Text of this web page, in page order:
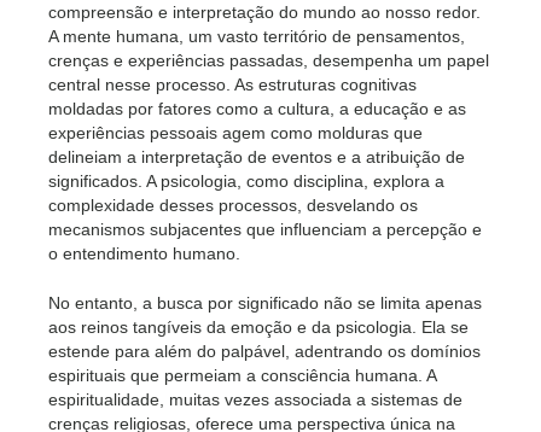
compreensão e interpretação do mundo ao nosso redor.
A mente humana, um vasto território de pensamentos,
crenças e experiências passadas, desempenha um papel
central nesse processo. As estruturas cognitivas
moldadas por fatores como a cultura, a educação e as
experiências pessoais agem como molduras que
delineiam a interpretação de eventos e a atribuição de
significados. A psicologia, como disciplina, explora a
complexidade desses processos, desvelando os
mecanismos subjacentes que influenciam a percepção e
o entendimento humano.
No entanto, a busca por significado não se limita apenas
aos reinos tangíveis da emoção e da psicologia. Ela se
estende para além do palpável, adentrando os domínios
espirituais que permeiam a consciência humana. A
espiritualidade, muitas vezes associada a sistemas de
crenças religiosas, oferece uma perspectiva única na